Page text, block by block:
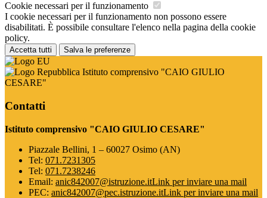
Cookie necessari per il funzionamento
I cookie necessari per il funzionamento non possono essere
disabilitati. È possibile consultare l'elenco nella pagina della cookie
policy.
Accetta tutti Salva le preferenze
Istituto comprensivo "CAIO GIULIO
CESARE"
Contatti
Istituto comprensivo "CAIO GIULIO CESARE"
Piazzale Bellini, 1 – 60027 Osimo (AN)
Tel: 071.7231305
Tel: 071.7238246
Email: anic842007@istruzione.itLink per inviare una mail
PEC: anic842007@pec.istruzione.itLink per inviare una mail